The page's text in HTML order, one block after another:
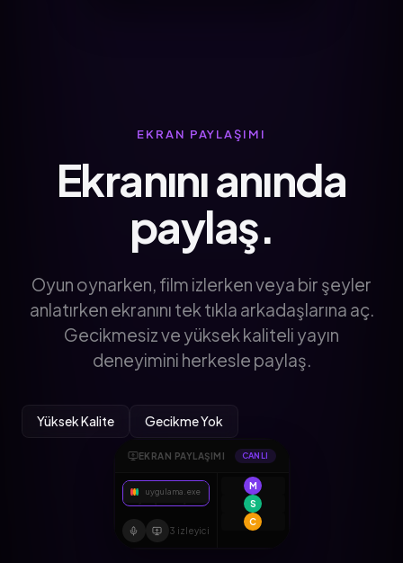
EKRAN PAYLAŞIMI
Ekranını anında
paylaş.
Oyun oynarken, film izlerken veya bir şeyler
anlatırken ekranını tek tıkla arkadaşlarına aç.
Gecikmesiz ve yüksek kaliteli yayın
deneyimini herkesle paylaş.
Yüksek Kalite Gecikme Yok
EKRAN PAYLAŞIMI CANLI
uygulama.exe
Paylaşılan İçerik
3 izleyici
M
S
C